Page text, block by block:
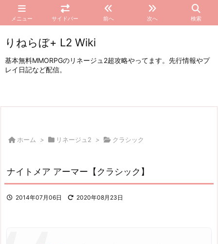
メニュー サイドバー 前へ 次へ 検索
りねらぼ+ L2 Wiki
基本無料MMORPGのリネージュ2超攻略やってます。先行情報やプ
レイ日記など配信。
ホーム > リネージュ2 > クラシック
ナイトメア アーマー【クラシック】
2014年07月06日 2020年08月23日